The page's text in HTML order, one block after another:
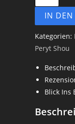
des
Menschen
-
Peryt
Shou
Menge
IN DEN
Kategorien:
Peryt Shou
Blick Ins